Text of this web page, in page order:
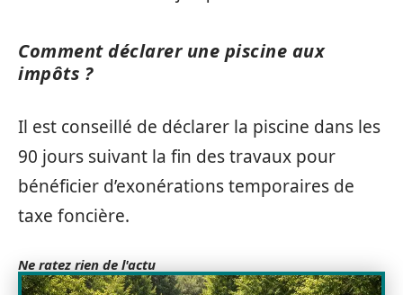
Comment déclarer une piscine aux
impôts ?
Il est conseillé de déclarer la piscine dans les
90 jours suivant la fin des travaux pour
bénéficier d’exonérations temporaires de
taxe foncière.
Ne ratez rien de l'actu